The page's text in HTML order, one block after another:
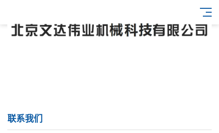
联系我们